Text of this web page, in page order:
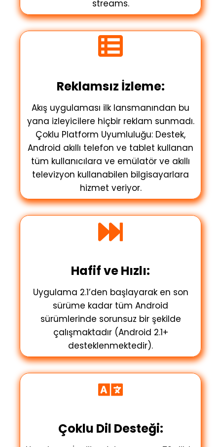
streams.
Reklamsız İzleme:
Akış uygulaması ilk lansmanından bu
yana izleyicilere hiçbir reklam sunmadı.
Çoklu Platform Uyumluluğu: Destek,
Android akıllı telefon ve tablet kullanan
tüm kullanıcılara ve emülatör ve akıllı
televizyon kullanabilen bilgisayarlara
hizmet veriyor.
Hafif ve Hızlı:
Uygulama 2.1’den başlayarak en son
sürüme kadar tüm Android
sürümlerinde sorunsuz bir şekilde
çalışmaktadır (Android 2.1+
desteklenmektedir).
Çoklu Dil Desteği: